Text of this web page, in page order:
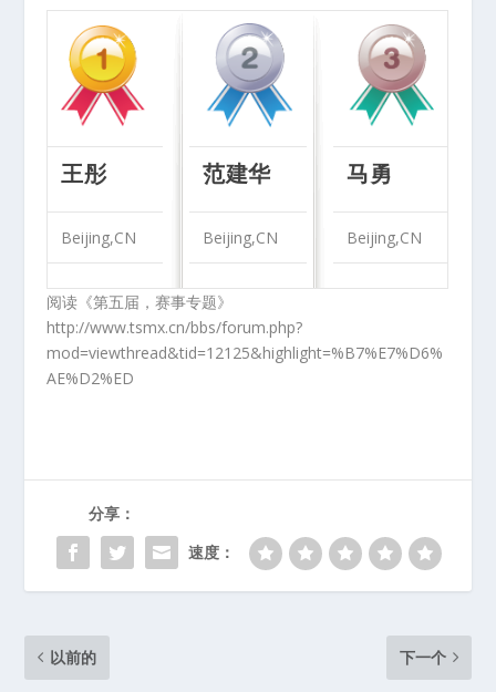
王彤 范建华 马勇
Beijing,CN Beijing,CN Beijing,CN
阅读《第五届，赛事专题》
http://www.tsmx.cn/bbs/forum.php?
mod=viewthread&tid=12125&highlight=%B7%E7%D6%
AE%D2%ED
分享：
速度：
以前的 下一个